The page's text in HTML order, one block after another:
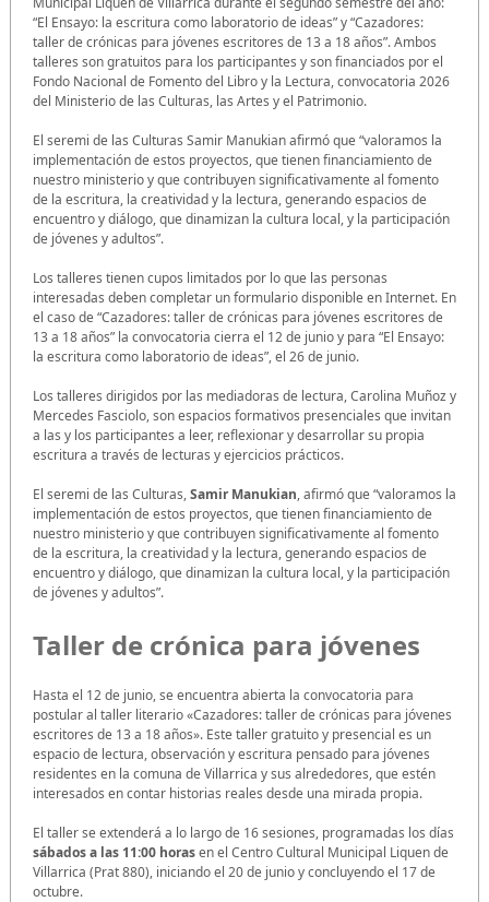
“El Ensayo: la escritura como laboratorio de ideas” y “Cazadores:
taller de crónicas para jóvenes escritores de 13 a 18 años”. Ambos
talleres son gratuitos para los participantes y son financiados por el
Fondo Nacional de Fomento del Libro y la Lectura, convocatoria 2026
del Ministerio de las Culturas, las Artes y el Patrimonio.
El seremi de las Culturas Samir Manukian afirmó que “valoramos la
implementación de estos proyectos, que tienen financiamiento de
nuestro ministerio y que contribuyen significativamente al fomento
de la escritura, la creatividad y la lectura, generando espacios de
encuentro y diálogo, que dinamizan la cultura local, y la participación
de jóvenes y adultos”.
Los talleres tienen cupos limitados por lo que las personas
interesadas deben completar un formulario disponible en Internet. En
el caso de “Cazadores: taller de crónicas para jóvenes escritores de
13 a 18 años” la convocatoria cierra el 12 de junio y para “El Ensayo:
la escritura como laboratorio de ideas”, el 26 de junio.
Los talleres dirigidos por las mediadoras de lectura, Carolina Muñoz y
Mercedes Fasciolo, son espacios formativos presenciales que invitan
a las y los participantes a leer, reflexionar y desarrollar su propia
escritura a través de lecturas y ejercicios prácticos.
El seremi de las Culturas,Samir Manukian, afirmó que “valoramos la
implementación de estos proyectos, que tienen financiamiento de
nuestro ministerio y que contribuyen significativamente al fomento
de la escritura, la creatividad y la lectura, generando espacios de
encuentro y diálogo, que dinamizan la cultura local, y la participación
de jóvenes y adultos”.
Taller de crónica para jóvenes
Hasta el 12 de junio, se encuentra abierta la convocatoria para
postular al taller literario «Cazadores: taller de crónicas para jóvenes
escritores de 13 a 18 años». Este taller gratuito y presencial es un
espacio de lectura, observación y escritura pensado para jóvenes
residentes en la comuna de Villarrica y sus alrededores, que estén
interesados en contar historias reales desde una mirada propia.
El taller se extenderá a lo largo de 16 sesiones, programadas los días
sábados a las 11:00 horasen el Centro Cultural Municipal Liquen de
Villarrica (Prat 880), iniciando el 20 de junio y concluyendo el 17 de
octubre.